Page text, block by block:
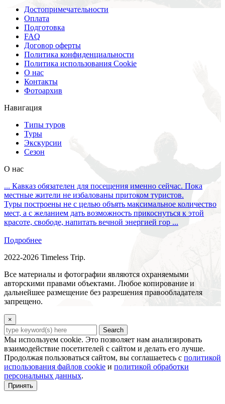
Достопримечательности
Оплата
Подготовка
FAQ
Договор оферты
Политика конфиденциальности
Политика использования Cookie
О нас
Контакты
Фотоархив
Навигация
Типы туров
Туры
Экскурсии
Сезон
О нас
... Кавказ обязателен для посещения именно сейчас. Пока
местные жители не избалованы притоком туристов.
Туры построены не с целью объять максимальное количество
мест, а с желанием дать возможность прикоснуться к этой
красоте, свободе, напитать вечной энергией гор ...
Подробнее
2022-2026 Timeless Trip.
Все материалы и фотографии являются охраняемыми
авторскими правами объектами. Любое копирование и
дальнейшее размещение без разрешения правообладателя
запрещено.
×
Search
Мы используем cookie. Это позволяет нам анализировать
взаимодействие посетителей с сайтом и делать его лучше.
Продолжая пользоваться сайтом, вы соглашаетесь с политикой
использования файлов cookie и политикой обработки
персональных данных.
Принять